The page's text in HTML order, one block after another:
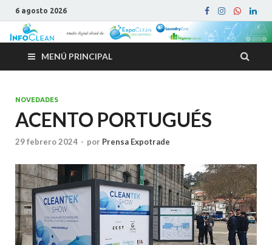
6 agosto 2026
MENÚ PRINCIPAL
NOVEDADES
ACENTO PORTUGUÉS
29 febrero 2024 - por Prensa Expotrade